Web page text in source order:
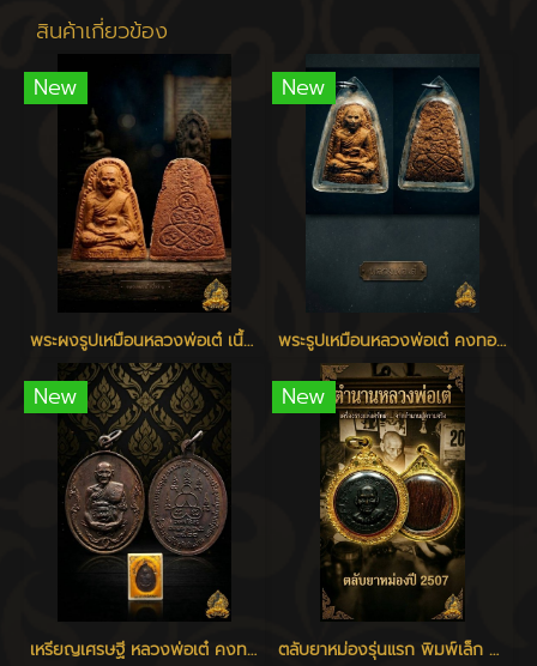
สินค้าเกี่ยวข้อง
New
พระผงรูปเหมือนหลวงพ่อเต๋ เนื้อว่าน ปี 2506 - 2510
New
พระรูปเหมือนหลวงพ่อเต๋ คงทอง รุ่นแรก พิมพ์ใหญ่ เนื้อว่าน 108 วัดสามง่าม นครปฐม ปี 2507
New
เหรียญเศรษฐี หลวงพ่อเต๋ คงทอง วัดสามง่าม จ.นครปฐม ปี 2520
New
ตลับยาหม่องรุ่นแรก พิมพ์เล็ก หลวงพ่อเต๋ วัดสามง่าม